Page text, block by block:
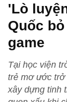
'Lò
Quốc
game
Tại học viện
trẻ mơ ước trở
xây dựng tinh